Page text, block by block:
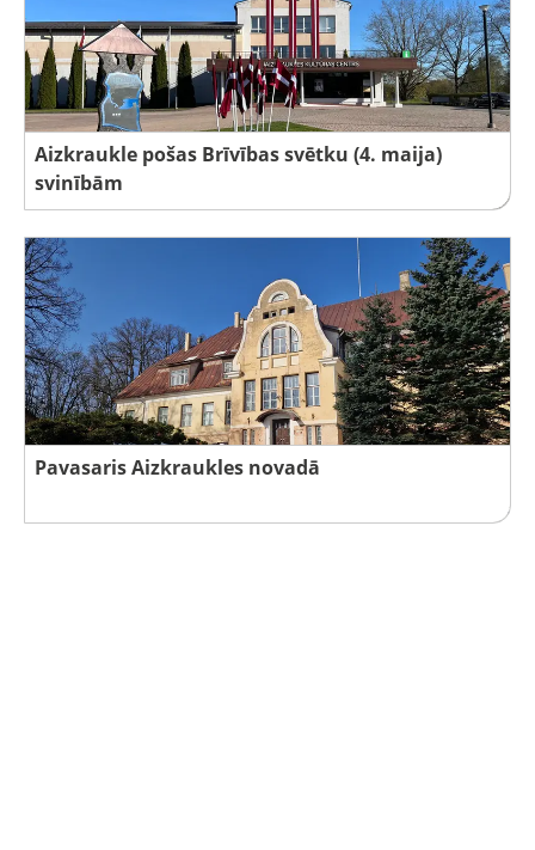
Aizkraukle pošas Brīvības svētku (4. maija)
svinībām
Pavasaris Aizkraukles novadā